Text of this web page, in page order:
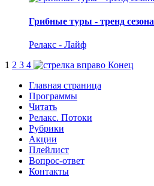
Грибные туры - тренд сезона
Релакс - Лайф
1 2 3 4
Конец
Главная страница
Программы
Читать
Релакс. Потоки
Рубрики
Акции
Плейлист
Вопрос-ответ
Контакты